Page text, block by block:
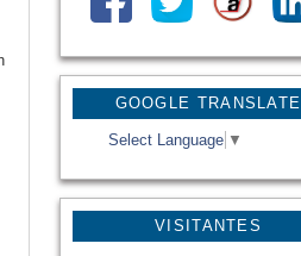
GOOGLE TRANSLATE
Select Language ▼
VISITANTES